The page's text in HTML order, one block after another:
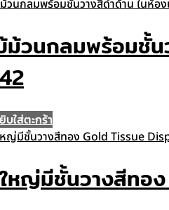
ม้วนกลมพร้อมชั้
บใส่ตะกร้า
หญ่มีชั้นวางสีทอ